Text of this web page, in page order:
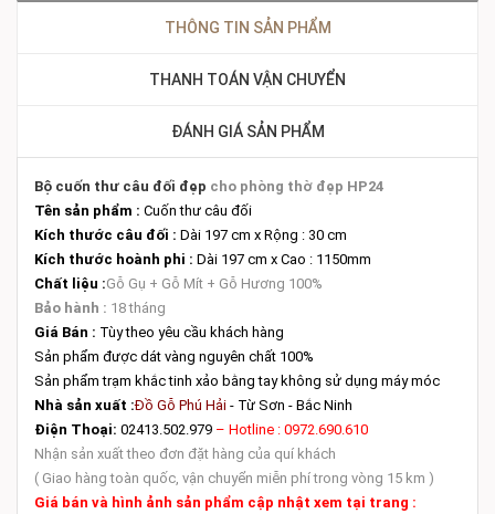
THÔNG TIN SẢN PHẨM
THANH TOÁN VẬN CHUYỂN
ĐÁNH GIÁ SẢN PHẨM
Bộ cuốn thư câu đối đẹp cho phòng thờ đẹp HP24
Tên sản phẩm : Cuốn thư câu đối
Kích thước câu đối : Dài 197 cm x Rộng : 30 cm
Kích thước hoành phi : Dài 197 cm x Cao : 1150mm
Chất liệu :Gỗ Gụ + Gỗ Mít + Gỗ Hương 100%
Bảo hành : 18 tháng
Giá Bán : Tùy theo yêu cầu khách hàng
Sản phẩm được dát vàng nguyên chất 100%
Sản phẩm trạm khắc tinh xảo bằng tay không sử dụng máy móc
Nhà sản xuất :Đồ Gỗ Phú Hải - Từ Sơn - Bắc Ninh
Điện Thoại: 02413.502.979 – Hotline : 0972.690.610
Nhận sản xuất theo đơn đặt hàng của quí khách
( Giao hàng toàn quốc, vận chuyển miễn phí trong vòng 15 km )
Giá bán và hình ảnh sản phẩm cập nhật xem tại trang :